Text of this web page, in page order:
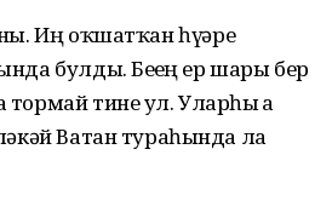
Иң оҡшатҡан һүҙҙәре
булды. Беҙҙең ер шары бер
тине ул. Уларһыҙ ҙа
Ватан тураһында ла